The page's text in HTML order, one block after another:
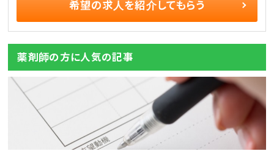
希望の求人を紹介してもらう
薬剤師の方に人気の記事